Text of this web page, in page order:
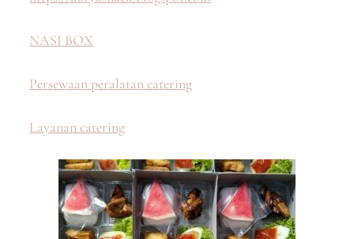
NASI BOX
Persewaan peralatan catering
Layanan catering